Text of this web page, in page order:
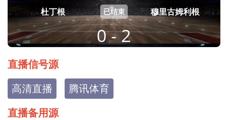
杜丁根 已结束
0 - 2
穆里古姆利根
直播信号源
高清直播
腾讯体育
直播备用源